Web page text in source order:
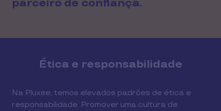
parceiro de confiança.
Ética e responsabilidade
Na Pluxee, temos elevados padrões de ética e
responsabilidade. Promover uma cultura de